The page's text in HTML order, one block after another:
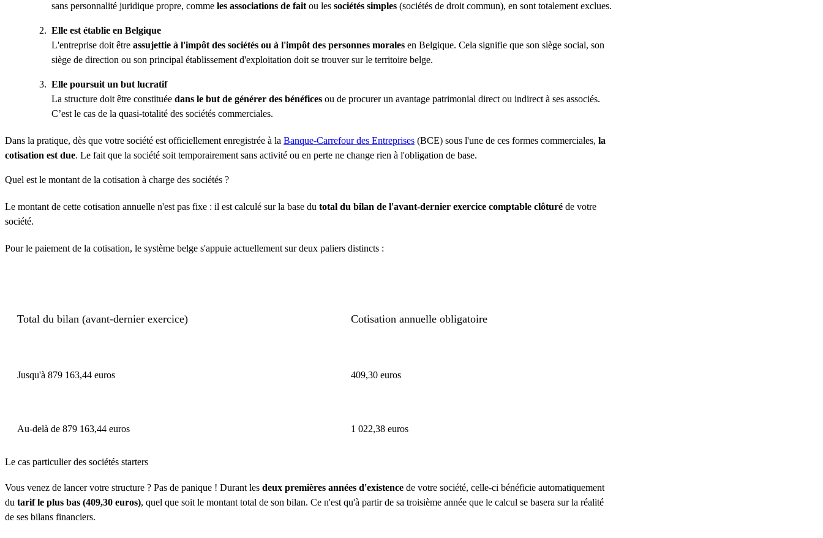
sans personnalité juridique propre, comme les associations de fait ou les sociétés simples (sociétés de droit commun), en sont totalement exclues.
Elle est établie en Belgique
L'entreprise doit être assujettie à l'impôt des sociétés ou à l'impôt des personnes morales en Belgique. Cela signifie que son siège social, son
siège de direction ou son principal établissement d'exploitation doit se trouver sur le territoire belge.
Elle poursuit un but lucratif
La structure doit être constituée dans le but de générer des bénéfices ou de procurer un avantage patrimonial direct ou indirect à ses associés.
C’est le cas de la quasi-totalité des sociétés commerciales.
Dans la pratique, dès que votre société est officiellement enregistrée à la Banque-Carrefour des Entreprises (BCE) sous l'une de ces formes commerciales, la
cotisation est due. Le fait que la société soit temporairement sans activité ou en perte ne change rien à l'obligation de base.
Quel est le montant de la cotisation à charge des sociétés ?
Le montant de cette cotisation annuelle n'est pas fixe : il est calculé sur la base du total du bilan de l'avant-dernier exercice comptable clôturé de votre
société.
Pour le paiement de la cotisation, le système belge s'appuie actuellement sur deux paliers distincts :
Total du bilan (avant-dernier exercice) Cotisation annuelle obligatoire
Jusqu'à 879 163,44 euros 409,30 euros
Au-delà de 879 163,44 euros 1 022,38 euros
Le cas particulier des sociétés starters
Vous venez de lancer votre structure ? Pas de panique ! Durant les deux premières années d'existence de votre société, celle-ci bénéficie automatiquement
du tarif le plus bas (409,30 euros), quel que soit le montant total de son bilan. Ce n'est qu'à partir de sa troisième année que le calcul se basera sur la réalité
de ses bilans financiers.